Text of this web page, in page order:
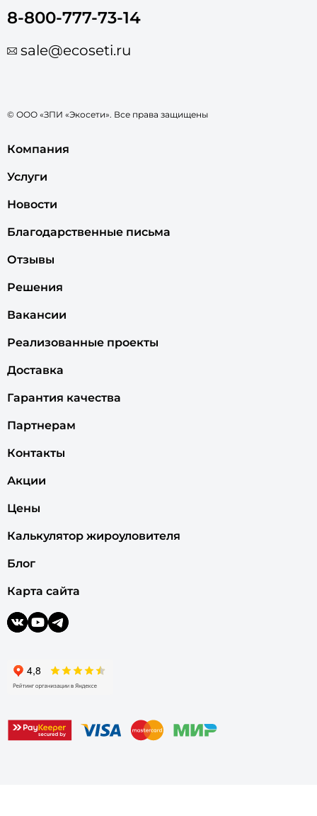
8-800-777-73-14
sale@ecoseti.ru
© ООО «ЗПИ «Экосети». Все права защищены
Компания
Услуги
Новости
Благодарственные письма
Отзывы
Решения
Вакансии
Реализованные проекты
Доставка
Гарантия качества
Партнерам
Контакты
Акции
Цены
Калькулятор жироуловителя
Блог
Карта сайта